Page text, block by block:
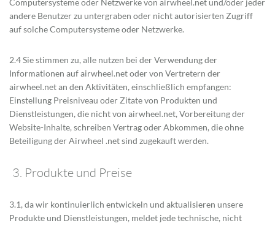
Computersysteme oder Netzwerke von airwheel.net und/oder jeder
andere Benutzer zu untergraben oder nicht autorisierten Zugriff
auf solche Computersysteme oder Netzwerke.
2.4 Sie stimmen zu, alle nutzen bei der Verwendung der
Informationen auf airwheel.net oder von Vertretern der
airwheel.net an den Aktivitäten, einschließlich empfangen:
Einstellung Preisniveau oder Zitate von Produkten und
Dienstleistungen, die nicht von airwheel.net, Vorbereitung der
Website-Inhalte, schreiben Vertrag oder Abkommen, die ohne
Beteiligung der Airwheel .net sind zugekauft werden.
3. Produkte und Preise
3.1, da wir kontinuierlich entwickeln und aktualisieren unsere
Produkte und Dienstleistungen, meldet jede technische, nicht